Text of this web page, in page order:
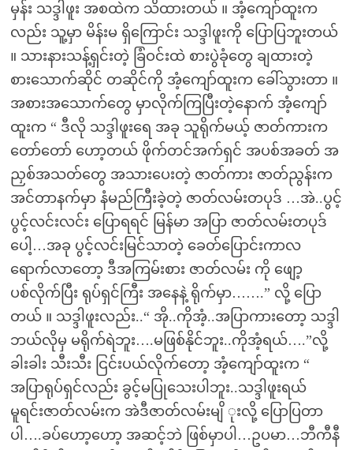
မှန်း သဒ္ဒါဖူး အစထဲက သိထားတယ် ။ အံ့ကျော်ထူးက
လည်း သူ့မှာ မိန်းမ ရှိကြောင်း သဒ္ဒါဖူးကို ပြောပြဘူးတယ်
။ သားနားသန့်ရှင်းတဲ့ ခြံဝင်းထဲ စားပွဲခုံတွေ ချထားတဲ့
စားသောက်ဆိုင် တဆိုင်ကို အံ့ကျော်ထူးက ခေါ်သွားတာ ။
အစားအသောက်တွေ မှာလိုက်ကြပြီးတဲ့နောက် အံ့ကျော်
ထူးက “ ဒီလို သဒ္ဒါဖူးရေ အခု သူရိုက်မယ့် ဇာတ်ကားက
တော်တော် ဟော့တယ် ဖိုက်တင်အက်ရှင် အပစ်အခတ် အ
ညှစ်အသတ်တွေ အသားပေးတဲ့ ဇာတ်ကား ဇာတ်ညွန်းက
အင်တာနက်မှာ နံမည်ကြီးခဲ့တဲ့ ဇာတ်လမ်းတပုဒ် …အဲ..ပွင့်
ပွင့်လင်းလင်း ပြောရရင် မြန်မာ အပြာ ဇာတ်လမ်းတပုဒ်
ပေါ့…အခု ပွင့်လင်းမြင်သာတဲ့ ခေတ်ပြောင်းကာလ
ရောက်လာတော့ ဒီအကြမ်းစား ဇာတ်လမ်း ကို ဖျော့
ပစ်လိုက်ပြီး ရုပ်ရှင်ကြီး အနေနဲ့ ရိုက်မှာ…….” လို့ ပြော
တယ် ။ သဒ္ဒါဖူးလည်း..“ အို..ကိုအံ့..အပြာကားတော့ သဒ္ဒါ
ဘယ်လိုမှ မရိုက်ရဲဘူး….မဖြစ်နိုင်ဘူး..ကိုအံ့ရယ်….”လို့
ခါးခါး သီးသီး ငြင်းပယ်လိုက်တော့ အံ့ကျော်ထူးက “
အပြာရုပ်ရှင်လည်း ခွင့်မပြုသေးပါဘူး..သဒ္ဒါဖူးရယ်
မူရင်းဇာတ်လမ်းက အဲဒီဇာတ်လမ်းမျိ ုးလို့ ပြောပြတာ
ပါ….ခပ်ဟော့ဟော့ အဆင့်ဘဲ ဖြစ်မှာပါ…ဥပမာ…ဘီကီနီ